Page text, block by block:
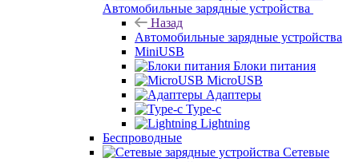
Автомобильные зарядные устройства
Назад
Автомобильные зарядные устройства
MiniUSB
Блоки питания
MicroUSB
Адаптеры
Type-c
Lightning
Беспроводные
Сетевые